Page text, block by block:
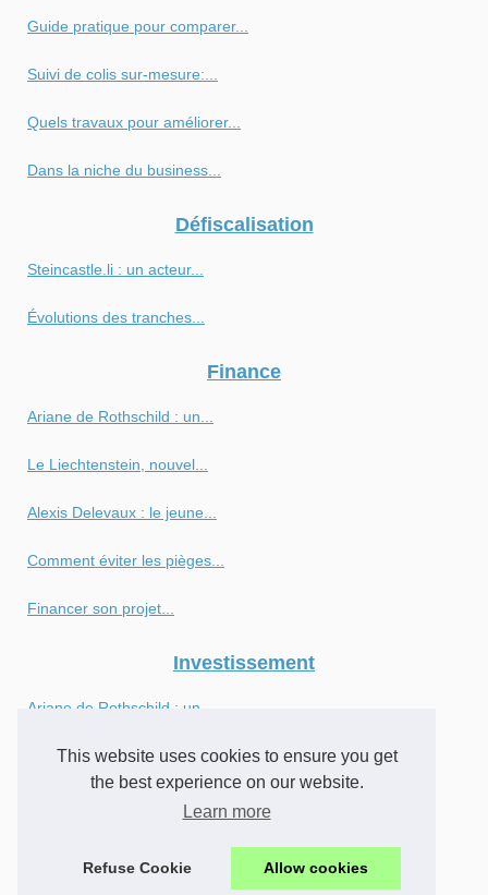
This website uses cookies to ensure you get
the best experience on our website.
Learn more
Refuse Cookie Allow cookies
Guide pratique pour comparer...
Suivi de colis sur-mesure:...
Quels travaux pour améliorer...
Dans la niche du business...
Défiscalisation
Steincastle.li : un acteur...
Évolutions des tranches...
Finance
Ariane de Rothschild : un...
Le Liechtenstein, nouvel...
Alexis Delevaux : le jeune...
Comment éviter les pièges...
Financer son projet...
Investissement
Ariane de Rothschild : un...
Nouvelle Ère pour Endeavour...
Maximisez vos investissements...